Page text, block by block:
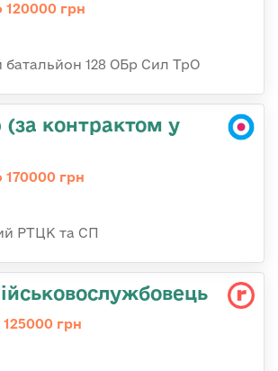
120000 грн
батальйон 128 ОБр Сил ТрО
(за контрактом у
170000 грн
РТЦК та СП
125000 грн